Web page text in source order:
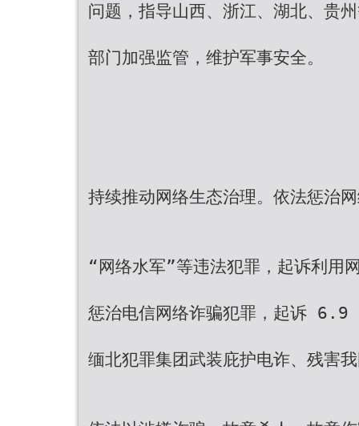
问题，指导山西、浙江、湖北、贵
部门加强监管，维护军事安全。
持续推动网络生态治理。依法惩治
“网络水军”等违法犯罪，起诉利
惩治电信网络诈骗犯罪，起诉 6.9
缅北犯罪集团武装庇护电诈、残害